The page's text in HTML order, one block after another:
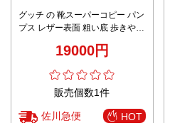
グッチ の 靴スーパーコピー パン
プス レザー表面 粗い底 歩きやす
19000円
販売個数1件
佐川急便 HOT